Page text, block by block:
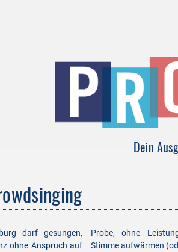
Dein
darf gesungen,
ohne Anspruch auf
Probe, ohne
Stimme aufwärmen